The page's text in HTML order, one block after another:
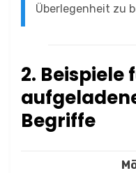
Überlegenheit zu
2.
Begriffe